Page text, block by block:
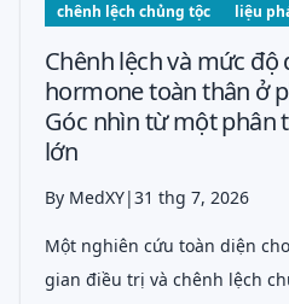
chênh lệch chủng tộc
liệu
Chênh lệch và mức độ
hormone toàn thân ở
Góc nhìn từ một phân
lớn
By MedXY|31 thg 7, 2026
Một nghiên cứu toàn diện
gian điều trị và chênh lệch